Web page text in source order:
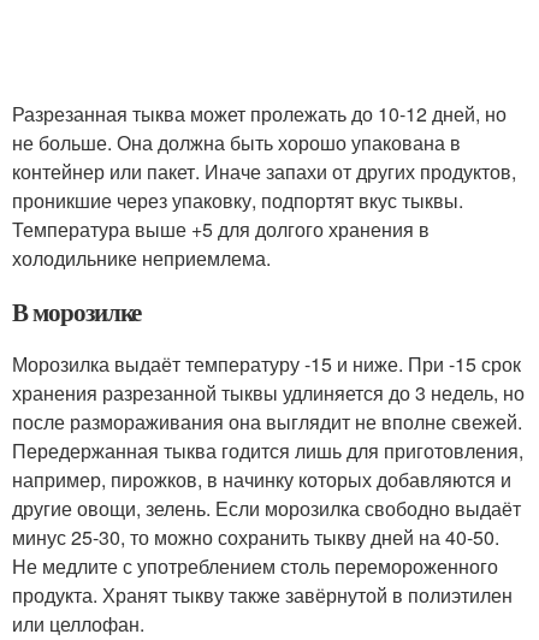
Разрезанная тыква может пролежать до 10-12 дней, но
не больше. Она должна быть хорошо упакована в
контейнер или пакет. Иначе запахи от других продуктов,
проникшие через упаковку, подпортят вкус тыквы.
Температура выше +5 для долгого хранения в
холодильнике неприемлема.
В морозилке
Морозилка выдаёт температуру -15 и ниже. При -15 срок
хранения разрезанной тыквы удлиняется до 3 недель, но
после размораживания она выглядит не вполне свежей.
Передержанная тыква годится лишь для приготовления,
например, пирожков, в начинку которых добавляются и
другие овощи, зелень. Если морозилка свободно выдаёт
минус 25-30, то можно сохранить тыкву дней на 40-50.
Не медлите с употреблением столь перемороженного
продукта. Хранят тыкву также завёрнутой в полиэтилен
или целлофан.